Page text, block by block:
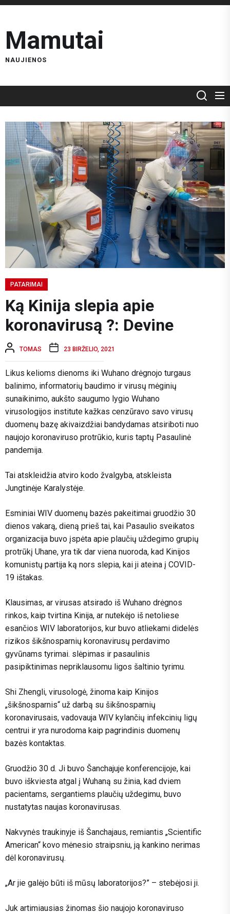
Skip
the
content
Mamutai
NAUJIENOS
PATARIMAI
Ką Kinija slepia apie
koronavirusą ?: Devine
TOMAS 23 BIRŽELIO, 2021
Likus kelioms dienoms iki Wuhano drėgnojo turgaus
balinimo, informatorių baudimo ir virusų mėginių
sunaikinimo, aukšto saugumo lygio Wuhano
virusologijos institute kažkas cenzūravo savo virusų
duomenų bazę akivaizdžiai bandydamas atsiriboti nuo
naujojo koronaviruso protrūkio, kuris taptų Pasaulinė
pandemija.
Tai atskleidžia atviro kodo žvalgyba, atskleista
Jungtinėje Karalystėje.
Esminiai WIV duomenų bazės pakeitimai gruodžio 30
dienos vakarą, dieną prieš tai, kai Pasaulio sveikatos
organizacija buvo įspėta apie plaučių uždegimo grupių
protrūkį Uhane, yra tik dar viena nuoroda, kad Kinijos
komunistų partija ką nors slepia, kai ji ateina į COVID-
19 ištakas.
Klausimas, ar virusas atsirado iš Wuhano drėgnos
rinkos, kaip tvirtina Kinija, ar nutekėjo iš netoliese
esančios WIV laboratorijos, kur buvo atliekami didelės
rizikos šikšnosparnių koronavirusų perdavimo
gyvūnams tyrimai. slėpimas ir pasaulinis
pasipiktinimas nepriklausomu ligos šaltinio tyrimu.
Shi Zhengli, virusologė, žinoma kaip Kinijos
„šikšnosparnis“ už darbą su šikšnosparnių
koronavirusais, vadovauja WIV kylančių infekcinių ligų
centrui ir yra nurodoma kaip pagrindinis duomenų
bazės kontaktas.
Gruodžio 30 d. Ji buvo Šanchajuje konferencijoje, kai
buvo iškviesta atgal į Wuhaną su žinia, kad dviem
pacientams, sergantiems plaučių uždegimu, buvo
nustatytas naujas koronavirusas.
Nakvynės traukinyje iš Šanchajaus, remiantis „Scientific
American“ kovo mėnesio straipsniu, ją kankino nerimas
dėl koronavirusų.
„Ar jie galėjo būti iš mūsų laboratorijos?” – stebėjosi ji.
Juk artimiausias žinomas šio naujojo koronaviruso